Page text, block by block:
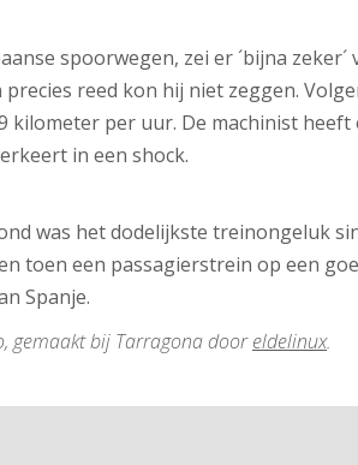
spoorwegen, zei er ´bijna
reed kon hij niet zeggen.
kilometer per uur. De machinist
in een shock.
was het dodelijkste treinongeluk
toen een passagierstrein op een
Spanje.
gemaakt bij Tarragona dooreldelinux.